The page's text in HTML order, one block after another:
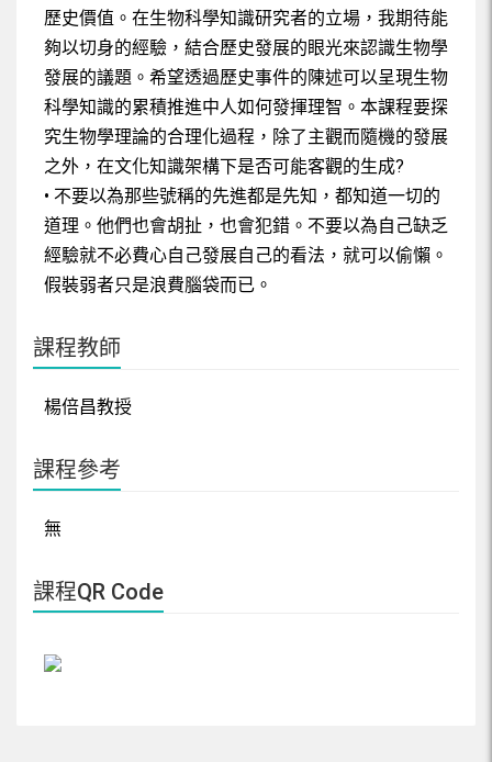
歷史價值。在生物科學知識研究者的立場，我期待能
夠以切身的經驗，結合歷史發展的眼光來認識生物學
發展的議題。希望透過歷史事件的陳述可以呈現生物
科學知識的累積推進中人如何發揮理智。本課程要探
究生物學理論的合理化過程，除了主觀而隨機的發展
之外，在文化知識架構下是否可能客觀的生成?
• 不要以為那些號稱的先進都是先知，都知道一切的
道理。他們也會胡扯，也會犯錯。不要以為自己缺乏
經驗就不必費心自己發展自己的看法，就可以偷懶。
假裝弱者只是浪費腦袋而已。
課程教師
楊倍昌教授
課程參考
無
課程QR Code